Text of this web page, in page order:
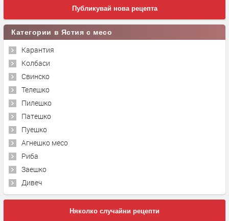
Публикувай нова рецепта
Категории в Ястия с месо
Карантия
Колбаси
Свинско
Телешко
Пилешко
Патешко
Пуешко
Агнешко месо
Риба
Заешко
Дивеч
Няколко случайни рецепти